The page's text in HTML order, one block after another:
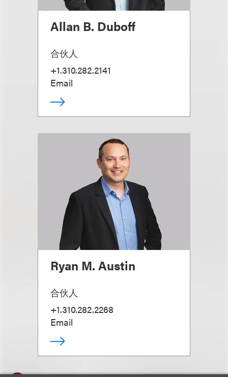
Allan B. Duboff
合伙人
+1.310.282.2141
Email
Ryan M. Austin
合伙人
+1.310.282.2268
Email